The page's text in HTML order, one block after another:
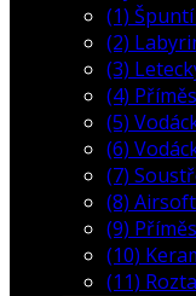
(1)
(2)
(3)
(4)
(5)
(6)
(7)
(8)
(9)
(10)
(11)